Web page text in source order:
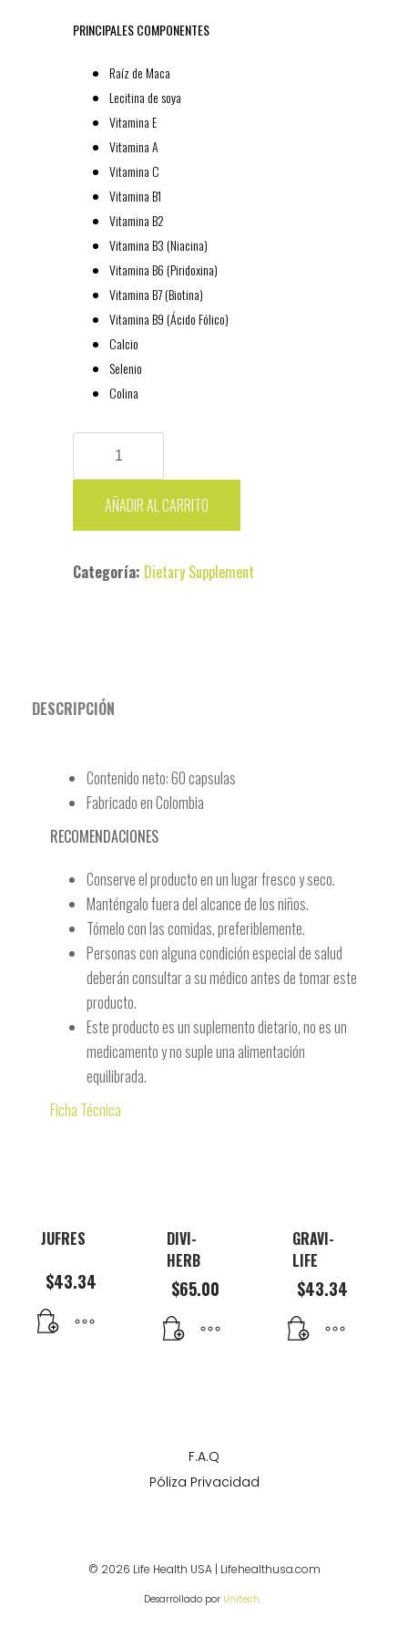
PRINCIPALES COMPONENTES
Raíz de Maca
Lecitina de soya
Vitamina E
Vitamina A
Vitamina C
Vitamina B1
Vitamina B2
Vitamina B3 (Niacina)
Vitamina B6 (Piridoxina)
Vitamina B7 (Biotina)
Vitamina B9 (Ácido Fólico)
Calcio
Selenio
Colina
cantidad
AÑADIR AL CARRITO
Categoría: Dietary Supplement
DESCRIPCIÓN
Contenido neto: 60 capsulas
Fabricado en Colombia
RECOMENDACIONES
Conserve el producto en un lugar fresco y seco.
Manténgalo fuera del alcance de los niños.
Tómelo con las comidas, preferiblemente.
Personas con alguna condición especial de salud
deberán consultar a su médico antes de tomar este
producto.
Este producto es un suplemento dietario, no es un
medicamento y no suple una alimentación
equilibrada.
Ficha Técnica
JUFRES
$43.34
DIVI-
HERB
$65.00
GRAVI-
LIFE
$43.34
F.A.Q
Póliza Privacidad
© 2026 Life Health USA | Lifehealthusa.com
Desarrollado por Unitech.